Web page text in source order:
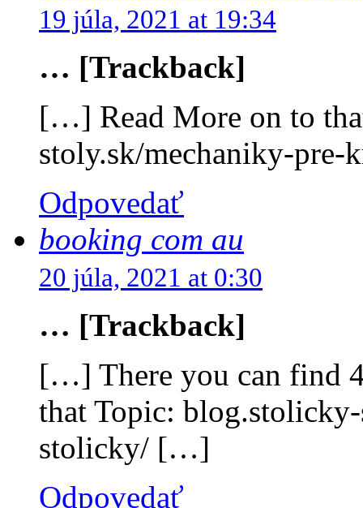
19 júla, 2021 at 19:34
… [Trackback]
[…] Read More on to
stoly.sk/mechaniky-
Odpovedať
booking com au
20 júla, 2021 at 0:30
… [Trackback]
[…] There you can find
that Topic:
stolicky/ […]
Odpovedať